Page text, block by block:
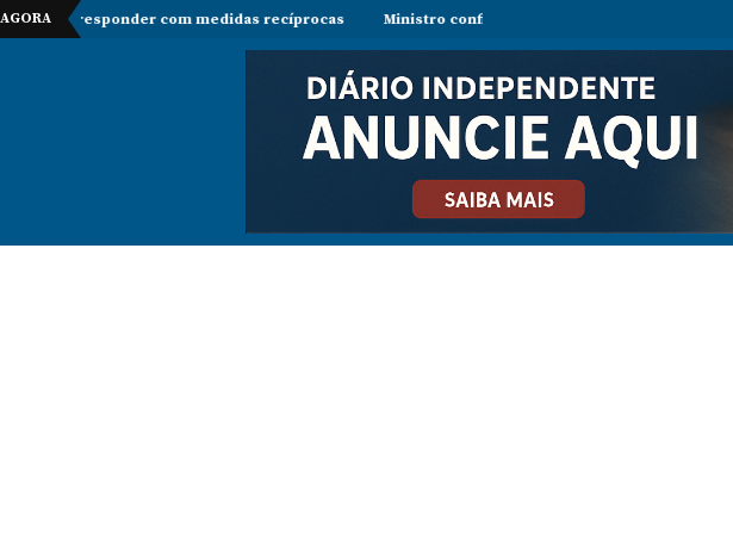
AGORAcom medidas recíprocas Ministro confirma regresso de Manuel Chang a Moçambique